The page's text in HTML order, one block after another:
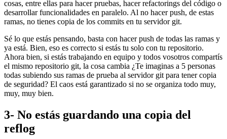
cosas, entre ellas para hacer pruebas, hacer refactorings del código o
desarrollar funcionalidades en paralelo. Al no hacer push, de estas
ramas, no tienes copia de los commits en tu servidor git.
Sé lo que estás pensando, basta con hacer push de todas las ramas y
ya está. Bien, eso es correcto si estás tu solo con tu repositorio.
Ahora bien, si estás trabajando en equipo y todos vosotros compartís
el mismo repositorio git, la cosa cambia ¿Te imaginas a 5 personas
todas subiendo sus ramas de prueba al servidor git para tener copia
de seguridad? El caos está garantizado si no se organiza todo muy,
muy, muy bien.
3- No estás guardando una copia del
reflog